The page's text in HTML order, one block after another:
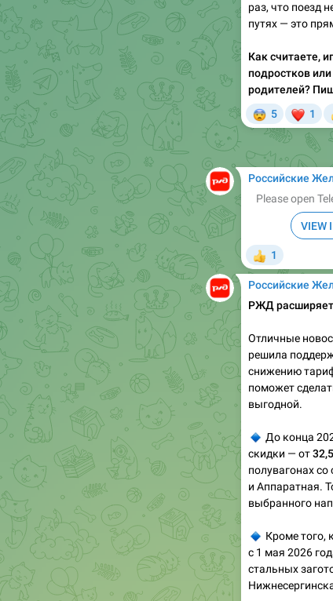
раз, что поезд
путях — это
Как считаете,
подростков
родителей?
😨
5
❤
1
Российские
Please open
VIEW
👍
1
Российские
РЖД расширяет
Отличные
решила
снижению
поможет
выгодной.
🔹До конца
скидки — от
полувагонах
и Аппаратная.
выбранного
🔹Кроме того,
с 1 мая 2026
стальных